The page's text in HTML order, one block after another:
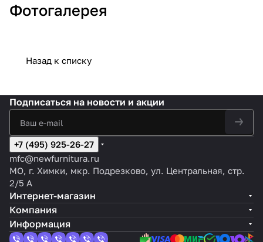
Фотогалерея
Назад к списку
Подписаться на новости и акции
+7 (495) 925-26-27
mfc@newfurnitura.ru
МО, г. Химки, мкр. Подрезково, ул. Центральная, стр.
2/5 А
Интернет-магазин
Компания
Информация